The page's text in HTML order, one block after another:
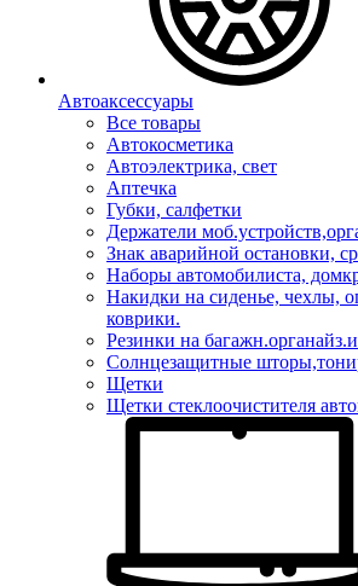
Автоаксессуары
Все товары
Автокосметика
Автоэлектрика, свет
Аптечка
Губки, салфетки
Держатели
Знак аварийной остановки,
Наборы автомобилиста,
Накидки на сиденье, чехлы,
коврики.
Резинки на
Солнцезащитные
Щетки
Щетки стеклоочистителя